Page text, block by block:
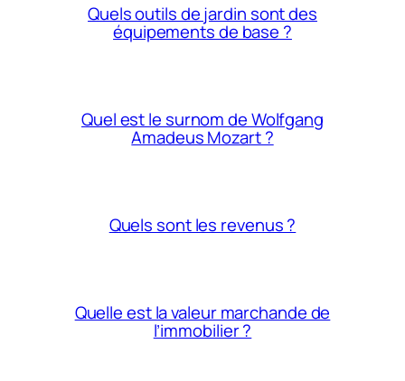
Quels outils de jardin sont des
équipements de base ?
Quel est le surnom de Wolfgang
Amadeus Mozart ?
Quels sont les revenus ?
Quelle est la valeur marchande de
l’immobilier ?